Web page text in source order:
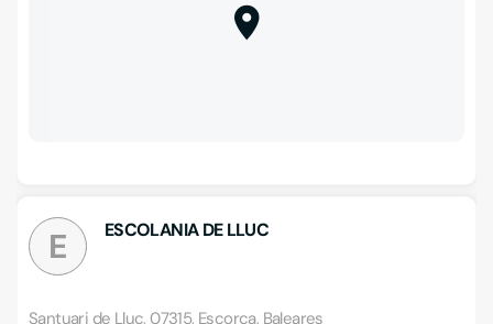
E ESCOLANIA DE LLUC
Santuari de Lluc, 07315, Escorca, Baleares